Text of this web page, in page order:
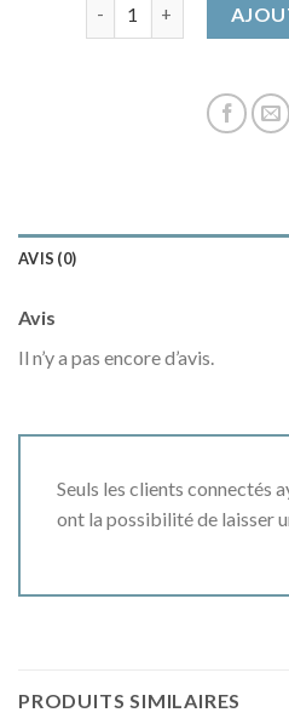
AVIS (0)
Avis
Il n’y a pas encore d’avis.
Seuls les clients connectés
ont la possibilité de laisser
PRODUITS SIMILAIRES